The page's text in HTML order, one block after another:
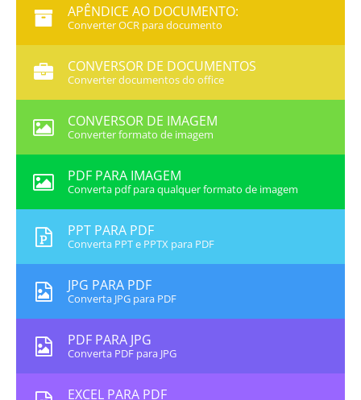
APÊNDICE AO DOCUMENTO:
Converter OCR para documento
CONVERSOR DE DOCUMENTOS
Converter documentos do office
CONVERSOR DE IMAGEM
Converter formato de imagem
PDF PARA IMAGEM
Converta pdf para qualquer formato de imagem
PPT PARA PDF
Converta PPT e PPTX para PDF
JPG PARA PDF
Converta JPG para PDF
PDF PARA JPG
Converta PDF para JPG
EXCEL PARA PDF